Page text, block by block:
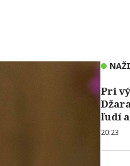
Pri
ľudí a
20:23